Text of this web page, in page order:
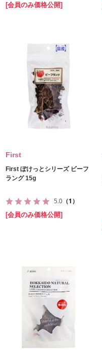
[会員のみ価格公開]
First
First ぽけっとシリーズ ビーフ
ラング 15g
5.0 （1）
[会員のみ価格公開]